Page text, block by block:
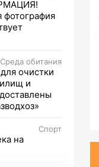
фотография
Среда обитания
очистки
и
Спорт
на